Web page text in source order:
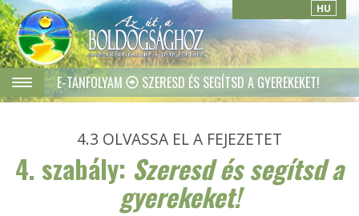
HU
E-TANFOLYAM SZERESD ÉS SEGÍTSD A GYEREKEKET!
4.3 OLVASSA EL A FEJEZETET
4. szabály: Szeresd és segítsd a
gyerekeket!